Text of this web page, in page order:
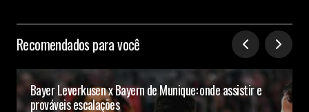
Recomendados para você
Bayer Leverkusen x Bayern de Munique: onde assistir e
prováveis escalações